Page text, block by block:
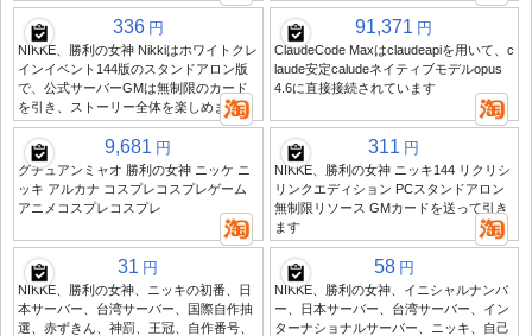
336 円
NIKKE、勝利の女神 Nikkiはホワイトクレ
インイベント144版のスタンドアロン版
で、公式サーバーGMは無制限のカード
を引き、ストーリー全体を楽しめます
91,371 円
ClaudeCode Maxはclaudeapiを用いて、c
laude安定caludeネイティブモデルopus
4.6に直接接続されています
9,681 円
グチュアンミャオ 勝利の女神 ニッケ ニ
ッキ アルカナ コスプレコスプレゲーム
アニメコスプレコスプレ
311 円
NIKKE、勝利の女神 ニッキ144 リクリシ
リンクエディション PCスタンドアロン
無制限リソース GMカードを送って引き
ます
31 円
NIKKE、勝利の女神、ニッキの初番、日
本サーバー、台湾サーバー、国際自作抽
選、赤ずきん、神罰、王冠、自作番号、
58 円
NIKKE、勝利の女神、イニシャルナンバ
ー、日本サーバー、台湾サーバー、イン
ターナショナルサーバー、ニッキ、自己